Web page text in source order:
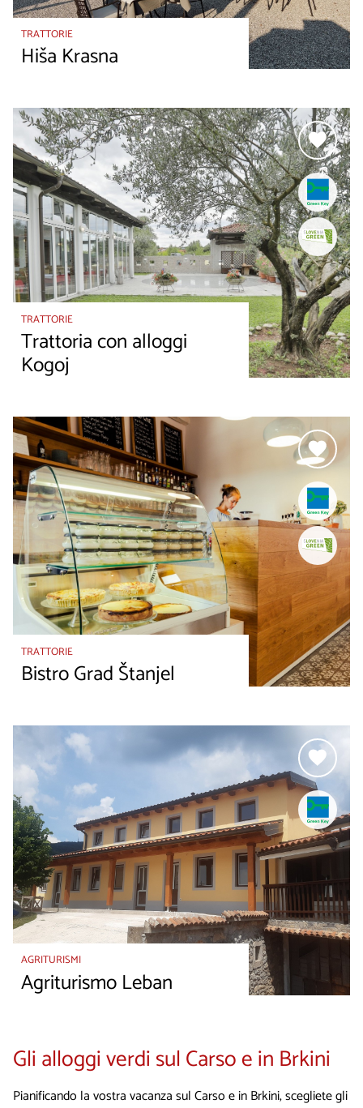
TRATTORIE
Hiša Krasna
TRATTORIE
Trattoria con alloggi
Kogoj
TRATTORIE
Bistro Grad Štanjel
AGRITURISMI
Agriturismo Leban
Gli alloggi verdi sul Carso e in Brkini
Pianificando la vostra vacanza sul Carso e in Brkini, scegliete gli